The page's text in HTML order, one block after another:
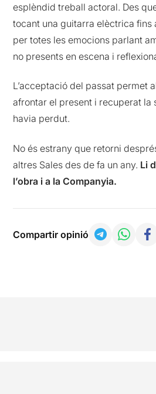
esplèndid treball actoral. Des
tocant una guitarra elèctrica fins
per totes les emocions parlant
no presents en escena i
L’acceptació del passat permet
afrontar el present i recuperat la
havia perdut.
No és estrany que retorni
altres Sales des de fa un any. Li
l’obra i a la Companyia.
Compartir opinió